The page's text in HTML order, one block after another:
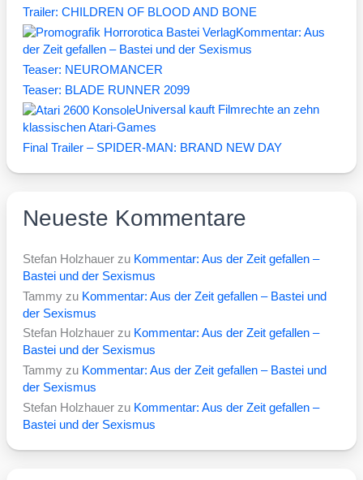
Trailer: CHILDREN OF BLOOD AND BONE
Kommentar: Aus
der Zeit gefallen – Bastei und der Sexismus
Teaser: NEUROMANCER
Teaser: BLADE RUNNER 2099
Universal kauft Filmrechte an zehn
klassischen Atari-Games
Final Trailer – SPIDER-MAN: BRAND NEW DAY
Neueste Kommentare
Stefan Holzhauer zu Kommentar: Aus der Zeit gefallen –
Bastei und der Sexismus
Tammy zu Kommentar: Aus der Zeit gefallen – Bastei und
der Sexismus
Stefan Holzhauer zu Kommentar: Aus der Zeit gefallen –
Bastei und der Sexismus
Tammy zu Kommentar: Aus der Zeit gefallen – Bastei und
der Sexismus
Stefan Holzhauer zu Kommentar: Aus der Zeit gefallen –
Bastei und der Sexismus